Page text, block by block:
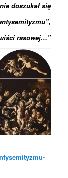
doszukał się
rasowej…”